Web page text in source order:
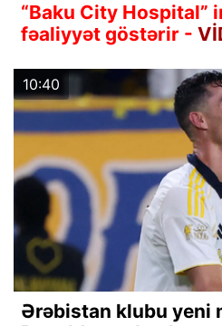
“Baku City Hospital”
fəaliyyət göstərir -
10:40
Ərəbistan klubu yeni